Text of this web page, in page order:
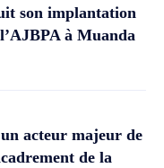
son implantation
à Muanda
acteur majeur de
de la